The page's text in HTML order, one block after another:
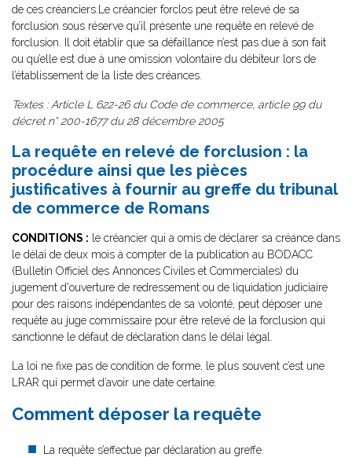
de ces créanciers.Le créancier forclos peut être relevé de sa
forclusion sous réserve qu’il présente une requête en relevé de
forclusion. Il doit établir que sa défaillance n’est pas due à son fait
ou qu’elle est due à une omission volontaire du débiteur lors de
l’établissement de la liste des créances.
Textes : Article L 622-26 du Code de commerce, article 99 du
décret n° 200-1677 du 28 décembre 2005
La requête en relevé de forclusion : la
procédure ainsi que les pièces
justificatives à fournir au greffe du tribunal
de commerce de Romans
CONDITIONS : le créancier qui a omis de déclarer sa créance dans
le délai de deux mois à compter de la publication au BODACC
(Bulletin Officiel des Annonces Civiles et Commerciales) du
jugement d'ouverture de redressement ou de liquidation judiciaire
pour des raisons indépendantes de sa volonté, peut déposer une
requête au juge commissaire pour être relevé de la forclusion qui
sanctionne le défaut de déclaration dans le délai légal.
La loi ne fixe pas de condition de forme, le plus souvent c’est une
LRAR qui permet d’avoir une date certaine.
Comment déposer la requête
La requête s’effectue par déclaration au greffe.